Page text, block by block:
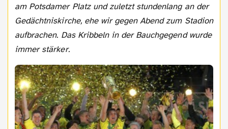
am Potsdamer Platz und zuletzt stundenlang an der
Gedächtniskirche, ehe wir gegen Abend zum Stadion
aufbrachen. Das Kribbeln in der Bauchgegend wurde
immer stärker.